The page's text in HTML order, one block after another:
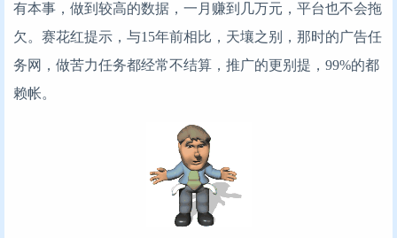
有本事，做到较高的数据，一月赚到几万元，平台也不会拖
欠。赛花红提示，与15年前相比，天壤之别，那时的广告任
务网，做苦力任务都经常不结算，推广的更别提，99%的都
赖帐。